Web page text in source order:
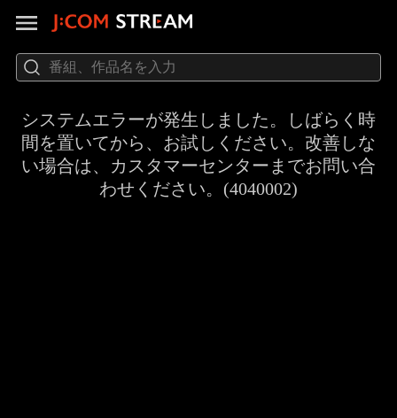
システムエラーが発生しました。しばらく時
間を置いてから、お試しください。改善しな
い場合は、カスタマーセンターまでお問い合
わせください。(4040002)